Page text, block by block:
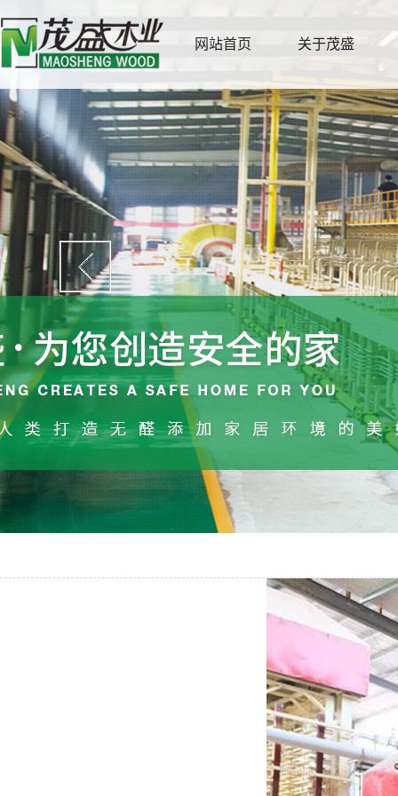
网站首页 关于茂盛